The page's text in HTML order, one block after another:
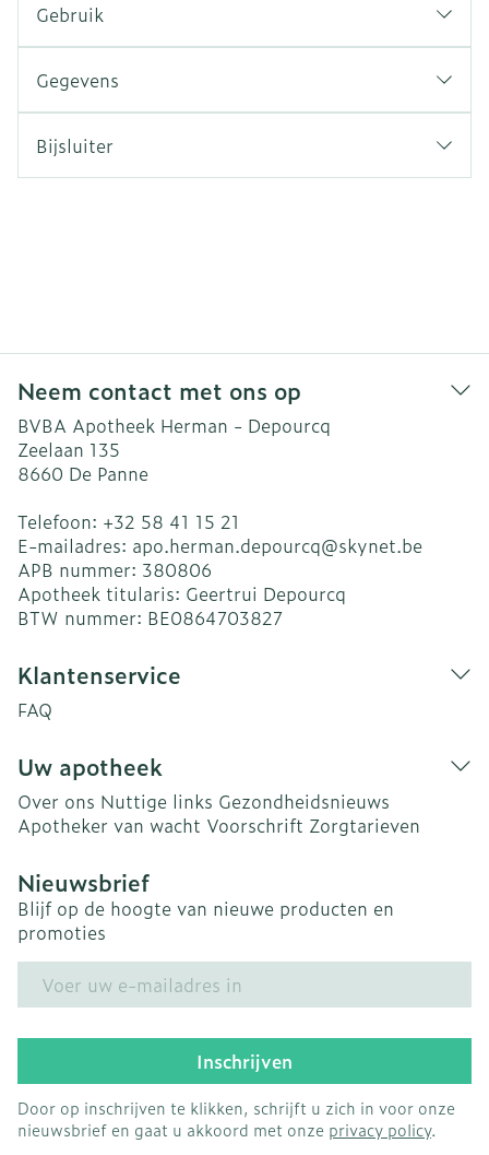
Gebruik
Gegevens
Bijsluiter
Neem contact met ons op
BVBA Apotheek Herman - Depourcq
Zeelaan 135
8660 De Panne
Telefoon: +32 58 41 15 21
E-mailadres: apo.herman.depourcq@skynet.be
APB nummer: 380806
Apotheek titularis: Geertrui Depourcq
BTW nummer: BE0864703827
Klantenservice
FAQ
Uw apotheek
Over ons Nuttige links Gezondheidsnieuws
Apotheker van wacht Voorschrift Zorgtarieven
Nieuwsbrief
Blijf op de hoogte van nieuwe producten en
promoties
Inschrijven
Door op inschrijven te klikken, schrijft u zich in voor onze
nieuwsbrief en gaat u akkoord met onze privacy policy.